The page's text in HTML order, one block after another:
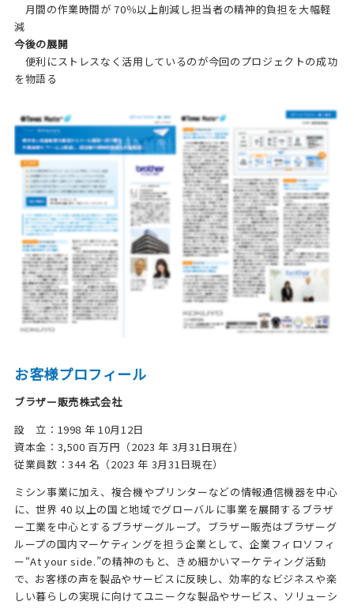
月間の作業時間が 70％以上削減し担当者の精神的負担を大幅軽
減
今後の展開
便利にストレスなく活用しているのが今回のプロジェクトの成功
を物語る
お客様プロフィール
ブラザー販売株式会社
設 立：1998 年 10月12日
資本金：3,500 百万円（2023 年 3月31日現在）
従業員数：344 名（2023 年 3月31日現在）
ミシン事業に加え、複合機やプリンターなどの情報通信機器を中心
に、世界 40 以上の国と地域でグローバルに事業を展開するブラザ
ー工業を中心とするブラザーグループ。ブラザー販売はブラザーグ
ループの国内マーケティングを担う企業として、企業フィロソフィ
ー“At your side.”の精神のもと、きめ細かいマーケティング活動
で、お客様の声を製品やサービスに反映し、効率的なビジネスや楽
しい暮らしの実現に向けてユニークな製品やサービス、ソリューシ